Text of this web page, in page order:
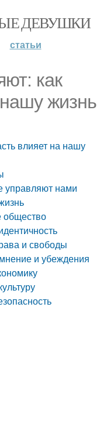
ДЕВУШКИ
статьи
как
жизнь
влияет на нашу
управляют нами
общество
и свободы
и убеждения